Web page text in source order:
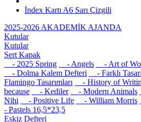
İndex Kartı A6 Sarı Çizgili
2025-2026 AKADEMİK AJANDA
Kutular
Kutular
Sert Kapak
- 2025 Spring
- Angels - Art of
- Dolma Kalem Defteri
- Farklı
Flamingo Tasarımları
- History of
because
- Kediler - Modern Animals
Nihi
- Positive Life - William Morris
- Pastels 16,5*23,5
Eskiz Defteri